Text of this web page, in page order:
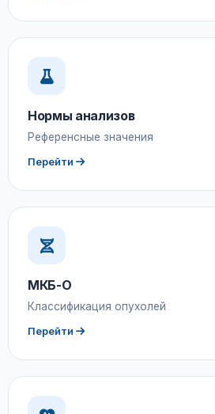
Нормы анализов
Референсные значения
Перейти
МКБ-О
Классификация опухолей
Перейти